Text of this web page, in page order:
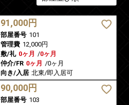
91,000円
部屋番号 101
管理費 12,000円
敷/礼 0ヶ月 /0ヶ月
仲介/FR 0ヶ月 /0ヶ月
向き/入居 北東/即入居可
90,000円
部屋番号 103